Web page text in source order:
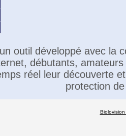
outil développé avec la
débutants,
réel leur découverte
protection
Biolovision